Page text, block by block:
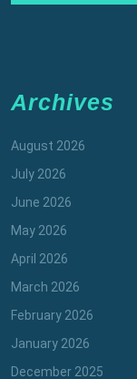
Archives
August 2026
July 2026
June 2026
May 2026
April 2026
March 2026
February 2026
January 2026
December 2025